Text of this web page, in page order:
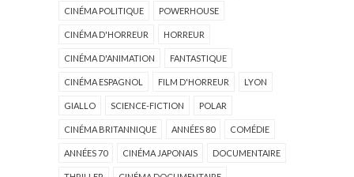
CINÉMA POLITIQUE POWERHOUSE
CINÉMA D'HORREUR HORREUR
CINÉMA D'ANIMATION FANTASTIQUE
CINÉMA ESPAGNOL FILM D'HORREUR LYON
GIALLO SCIENCE-FICTION POLAR
CINÉMA BRITANNIQUE ANNÉES 80 COMÉDIE
ANNÉES 70 CINÉMA JAPONAIS DOCUMENTAIRE